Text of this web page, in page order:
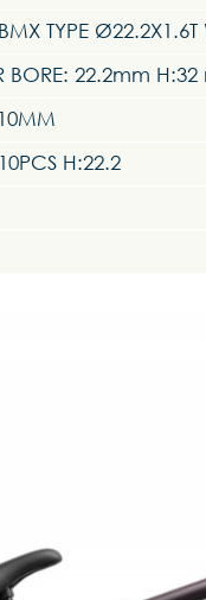
TYPE
22.2mm H:32
H:22.2